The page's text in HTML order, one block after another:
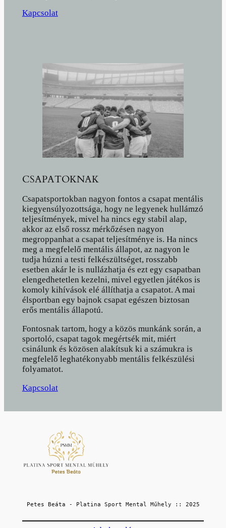
Kapcsolat
CSAPATOKNAK
Csapatsportokban nagyon fontos a csapat mentális
kiegyensúlyozottsága, hogy ne legyenek hullámzó
teljesítmények, mivel ha nincs egy stabil alap,
akkor az első rossz mérkőzésen nagyon
megroppanhat a csapat teljesítménye is. Ha nincs
meg a megfelelő mentális állapot, az nagyon le
tudja húzni a testi felkészültséget, rosszabb
esetben akár le is nullázhatja és ezt egy csapatban
elengedhetetlen kezelni, mivel egyetlen játékos is
komoly kihívások elé állíthatja a csapatot. A mai
élsportban egy bajnok csapat egészen biztosan
erős mentális állapotú.
Fontosnak tartom, hogy a közös munkánk során, a
sportoló, csapat tagok megértsék mit, miért
csinálunk és közösen alakítsuk ki a számukra is
megfelelő leghatékonyabb mentális felkészülési
folyamatot.
Kapcsolat
Petes Beáta - Platina Sport Mental Műhely :: 2025